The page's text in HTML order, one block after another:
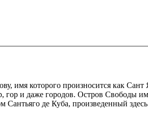
имя которого произносится как
гор и даже городов. Остров Свободы
де Куба, произведенный